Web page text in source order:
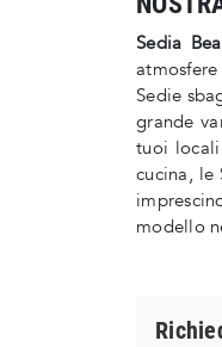
Sedia
Sedie
grande
tuoi
cucina, le
modello